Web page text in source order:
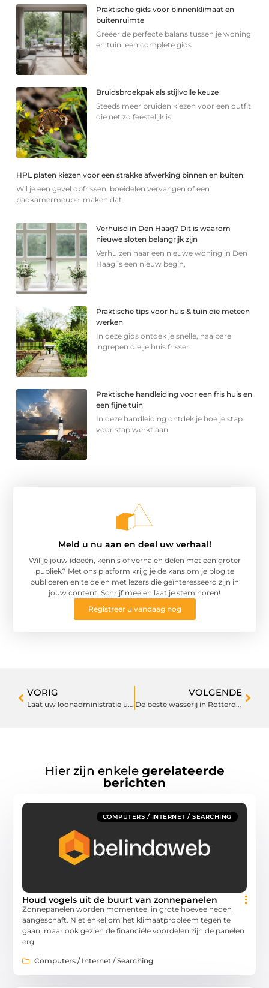
Praktische gids voor binnenklimaat en
buitenruimte
Creëer de perfecte balans tussen je woning
en tuin: een complete gids
Bruidsbroekpak als stijlvolle keuze
Steeds meer bruiden kiezen voor een outfit
die net zo feestelijk is
HPL platen kiezen voor een strakke afwerking binnen en buiten
Wil je een gevel opfrissen, boeidelen vervangen of een
badkamermeubel maken dat
Verhuisd in Den Haag? Dit is waarom
nieuwe sloten belangrijk zijn
Verhuizen naar een nieuwe woning in Den
Haag is een nieuw begin,
Praktische tips voor huis & tuin die meteen
werken
In deze gids ontdek je snelle, haalbare
ingrepen die je huis frisser
Praktische handleiding voor een fris huis en
een fijne tuin
In deze handleiding ontdek je hoe je stap
voor stap werkt aan
Meld u nu aan en deel uw verhaal!
Wil je jouw ideeën, kennis of verhalen delen met een groter
publiek? Met ons platform krijg je de kans om je blog te
publiceren en te delen met lezers die geïnteresseerd zijn in
jouw content. Schrijf mee en laat je stem horen!
Registreer u vandaag nog
VORIG
Laat uw loonadministratie uitvoeren door een expert in Arnhem
VOLGENDE
De beste wasserij in Rotterdam om uw kleding schoon te krijgen
Hier zijn enkele gerelateerde
berichten
COMPUTERS / INTERNET / SEARCHING
Houd vogels uit de buurt van zonnepanelen
Zonnepanelen worden momenteel in grote hoeveelheden
aangeschaft. Niet enkel om het klimaatprobleem tegen te
gaan, maar ook gezien de financiële voordelen zijn de panelen
erg
Computers / Internet / Searching